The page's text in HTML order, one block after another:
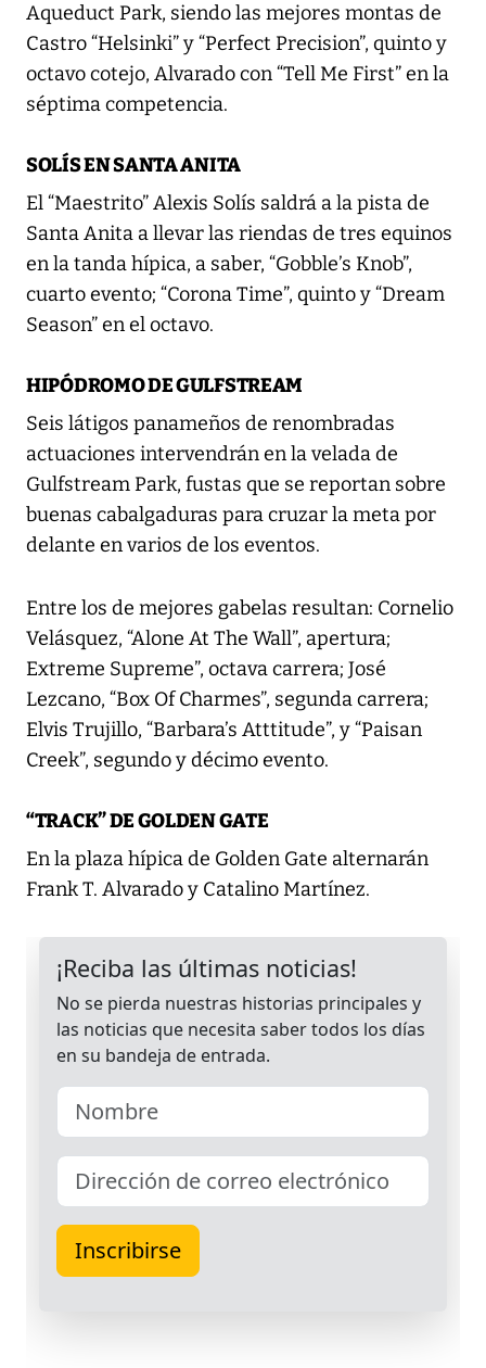
Aqueduct Park, siendo las mejores montas de
Castro “Helsinki” y “Perfect Precision”, quinto y
octavo cotejo, Alvarado con “Tell Me First” en la
séptima competencia.
SOLÍS EN SANTA ANITA
El “Maestrito” Alexis Solís saldrá a la pista de
Santa Anita a llevar las riendas de tres equinos
en la tanda hípica, a saber, “Gobble’s Knob”,
cuarto evento; “Corona Time”, quinto y “Dream
Season” en el octavo.
HIPÓDROMO DE GULFSTREAM
Seis látigos panameños de renombradas
actuaciones intervendrán en la velada de
Gulfstream Park, fustas que se reportan sobre
buenas cabalgaduras para cruzar la meta por
delante en varios de los eventos.
Entre los de mejores gabelas resultan: Cornelio
Velásquez, “Alone At The Wall”, apertura;
Extreme Supreme”, octava carrera; José
Lezcano, “Box Of Charmes”, segunda carrera;
Elvis Trujillo, “Barbara’s Atttitude”, y “Paisan
Creek”, segundo y décimo evento.
“TRACK” DE GOLDEN GATE
En la plaza hípica de Golden Gate alternarán
Frank T. Alvarado y Catalino Martínez.